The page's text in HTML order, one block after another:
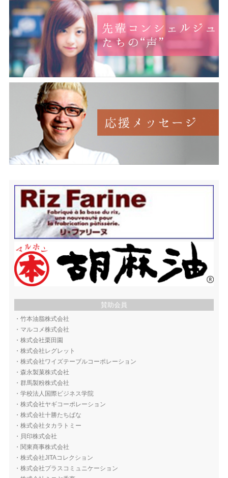
賛助会員
・ 竹本油脂株式会社
・ マルコメ株式会社
・ 株式会社栗田園
・ 株式会社レグレット
・ 株式会社ワイズテーブルコーポレーション
・ 森永製菓株式会社
・ 群馬製粉株式会社
・ 学校法人国際ビジネス学院
・ 株式会社ヤギコーポレーション
・ 株式会社十勝たちばな
・ 株式会社タカラトミー
・ 貝印株式会社
・ 関東商事株式会社
・ 株式会社JITAコレクション
・ 株式会社プラスコミュニケーション